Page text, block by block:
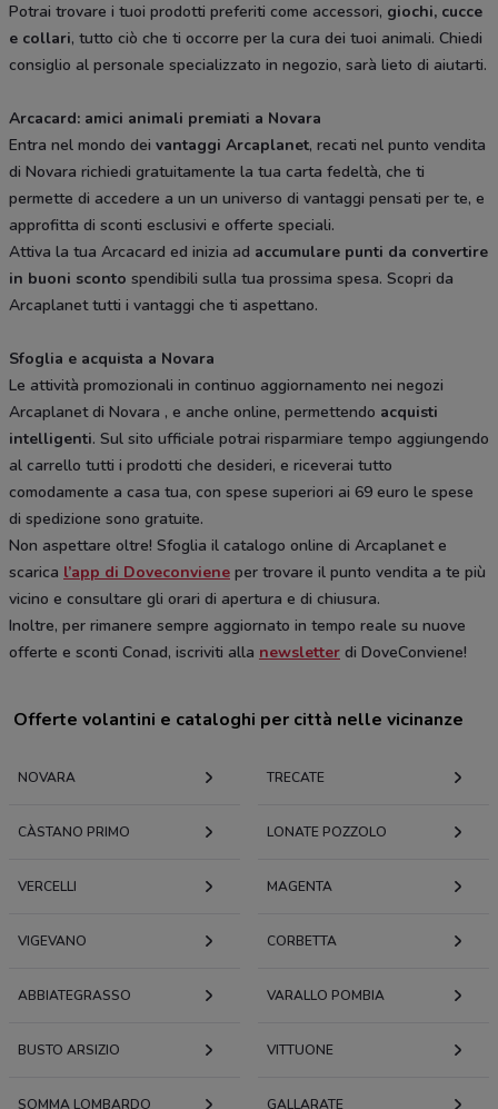
Potrai trovare i tuoi prodotti preferiti come accessori, giochi, cucce
e collari, tutto ciò che ti occorre per la cura dei tuoi animali. Chiedi
consiglio al personale specializzato in negozio, sarà lieto di aiutarti.
Arcacard: amici animali premiati a Novara
Entra nel mondo dei vantaggi Arcaplanet, recati nel punto vendita
di Novara richiedi gratuitamente la tua carta fedeltà, che ti
permette di accedere a un un universo di vantaggi pensati per te, e
approfitta di sconti esclusivi e offerte speciali.
Attiva la tua Arcacard ed inizia ad accumulare punti da convertire
in buoni sconto spendibili sulla tua prossima spesa. Scopri da
Arcaplanet tutti i vantaggi che ti aspettano.
Sfoglia e acquista a Novara
Le attività promozionali in continuo aggiornamento nei negozi
Arcaplanet di Novara , e anche online, permettendo acquisti
intelligenti. Sul sito ufficiale potrai risparmiare tempo aggiungendo
al carrello tutti i prodotti che desideri, e riceverai tutto
comodamente a casa tua, con spese superiori ai 69 euro le spese
di spedizione sono gratuite.
Non aspettare oltre! Sfoglia il catalogo online di Arcaplanet e
scarica l’app di Doveconviene per trovare il punto vendita a te più
vicino e consultare gli orari di apertura e di chiusura.
Inoltre, per rimanere sempre aggiornato in tempo reale su nuove
offerte e sconti Conad, iscriviti alla newsletter di DoveConviene!
Offerte volantini e cataloghi per città nelle vicinanze
NOVARA TRECATE
CÀSTANO PRIMO LONATE POZZOLO
VERCELLI MAGENTA
VIGEVANO CORBETTA
ABBIATEGRASSO VARALLO POMBIA
BUSTO ARSIZIO VITTUONE
SOMMA LOMBARDO GALLARATE